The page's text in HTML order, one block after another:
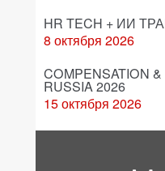
HR TECH + ИИ
8 октября 2026
COMPENSATION
RUSSIA 2026
15 октября 2026